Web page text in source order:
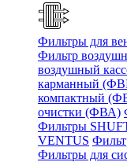
Фильтры для
Фильтр
воздушный
карманный
компактный
очистки (ФВА)
Фильтры
VENTUS
Фильтры для